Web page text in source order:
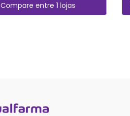
Compare entre 1 lojas